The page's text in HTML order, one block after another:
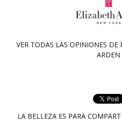
VER TODAS LAS OPINIONES DE
ARDEN
LA BELLEZA ES PARA